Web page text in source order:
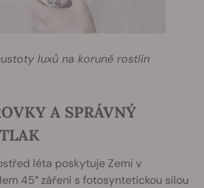
luxů na koruně rostlin
A SPRÁVNÝ
léta poskytuje Zemi v
45° záření s fotosyntetickou silou